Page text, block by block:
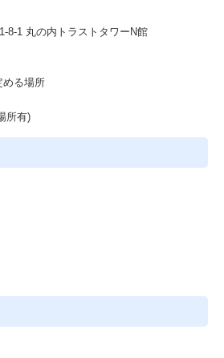
進と成長を意識した経営基盤の整備に
方を支援し、
できる環境を構築することにより、
向上を通じて、
てまいります。
多様なビジネスが集積し、
まり、
や価値が発信される国際新都心・グロ
コンセプトとし、
耐震性能や防災機能も有しています。
ひとりが自分らしく能力を発揮してい
ります。
8-1 丸の内トラストタワーN館
る場所
所有)